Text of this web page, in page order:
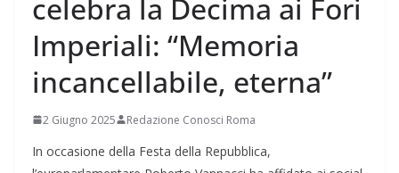
celebra la Decima ai Fori
Imperiali: “Memoria
incancellabile, eterna”
2 Giugno 2025 Redazione Conosci Roma
In occasione della Festa della Repubblica,